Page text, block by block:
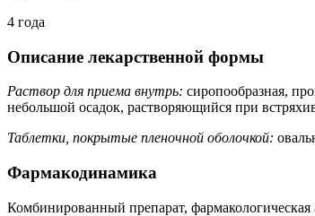
4 года
Описание лекарственной формы
Раствор для приема внутрь: сиропообразная,
небольшой осадок, растворяющийся при
Таблетки, покрытые пленочной оболочкой:
Фармакодинамика
Комбинированный препарат, фармакологическая